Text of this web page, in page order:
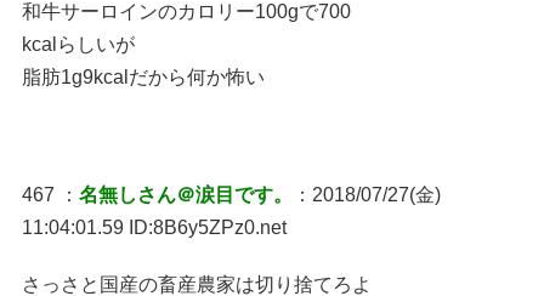
和牛サーロインのカロリー100gで700
kcalらしいが
脂肪1g9kcalだから何か怖い
467 ： 名無しさん＠涙目です。
：2018/07/27(金)
11:04:01.59 ID:8B6y5ZPz0.net
さっさと国産の畜産農家は切り捨てろよ